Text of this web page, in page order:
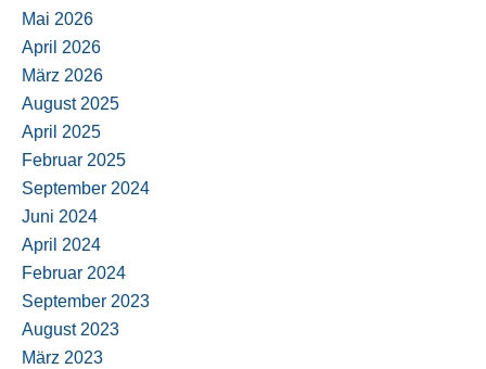
Mai 2026
April 2026
März 2026
August 2025
April 2025
Februar 2025
September 2024
Juni 2024
April 2024
Februar 2024
September 2023
August 2023
März 2023